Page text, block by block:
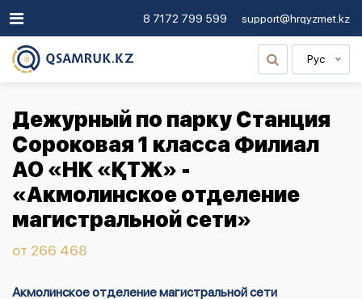
8 7172 799 599 support@hrqyzmet.kz
Рус
Дежурный по парку Станция
Сороковая 1 класса Филиал
АО «НК «ҚТЖ» -
«Акмолинское отделение
магистральной сети»
от 266 468
Акмолинское отделение магистральной сети